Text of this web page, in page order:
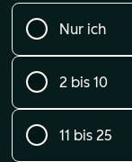
Nur ich
2 bis 10
11 bis 25